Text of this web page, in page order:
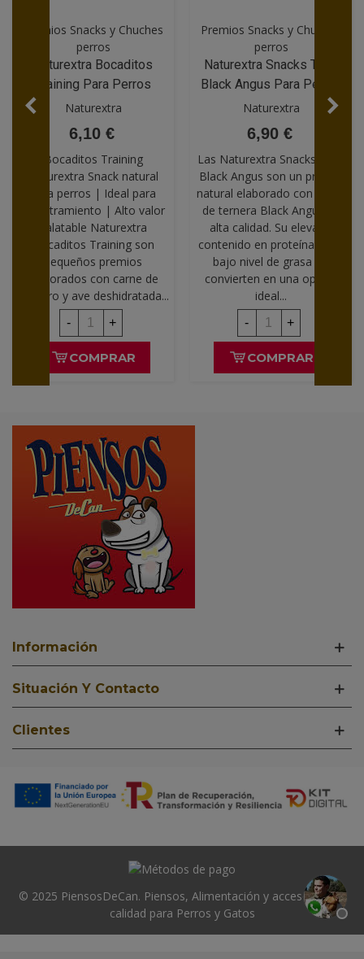
Premios Snacks y Chuches
perros
Naturextra Bocaditos
Training Para Perros
Naturextra
6,10 €
Bocaditos Training
Naturextra Snack natural
para perros | Ideal para
adiestramiento | Alto valor
palatable Naturextra
Bocaditos Training son
pequeños premios
elaborados con carne de
cordero y ave deshidratada...
- +
COMPRAR
Premios Snacks y Chuches
perros
Naturextra Snacks Tiras
Black Angus Para Perros
Naturextra
6,90 €
Las Naturextra Snacks Tiras
Black Angus son un premio
natural elaborado con carne
de ternera Black Angus de
alta calidad. Su elevado
contenido en proteínas y su
bajo nivel de grasa las
convierten en una opción
ideal...
- +
COMPRAR
Información
Situación Y Contacto
Clientes
© 2025 PiensosDeCan. Piensos, Alimentación y accesorios de
calidad para Perros y Gatos